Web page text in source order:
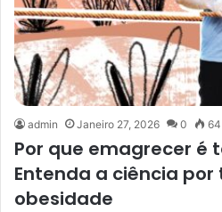
admin Janeiro 27, 2026 0 64
Por que emagrecer é
Entenda a ciência por
obesidade